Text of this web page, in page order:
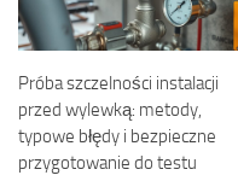
Próba szczelności instalacji
przed wylewką: metody,
typowe błędy i bezpieczne
przygotowanie do testu